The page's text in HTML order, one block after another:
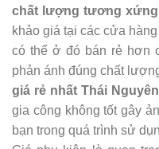
chất lượng tương
khảo giá tại các cửa
có thể ở đó bán rẻ hơn
phản ánh đúng chất
giá rẻ nhất Thái Nguyên
gia công không tốt gây
bạn trong quá trình sử